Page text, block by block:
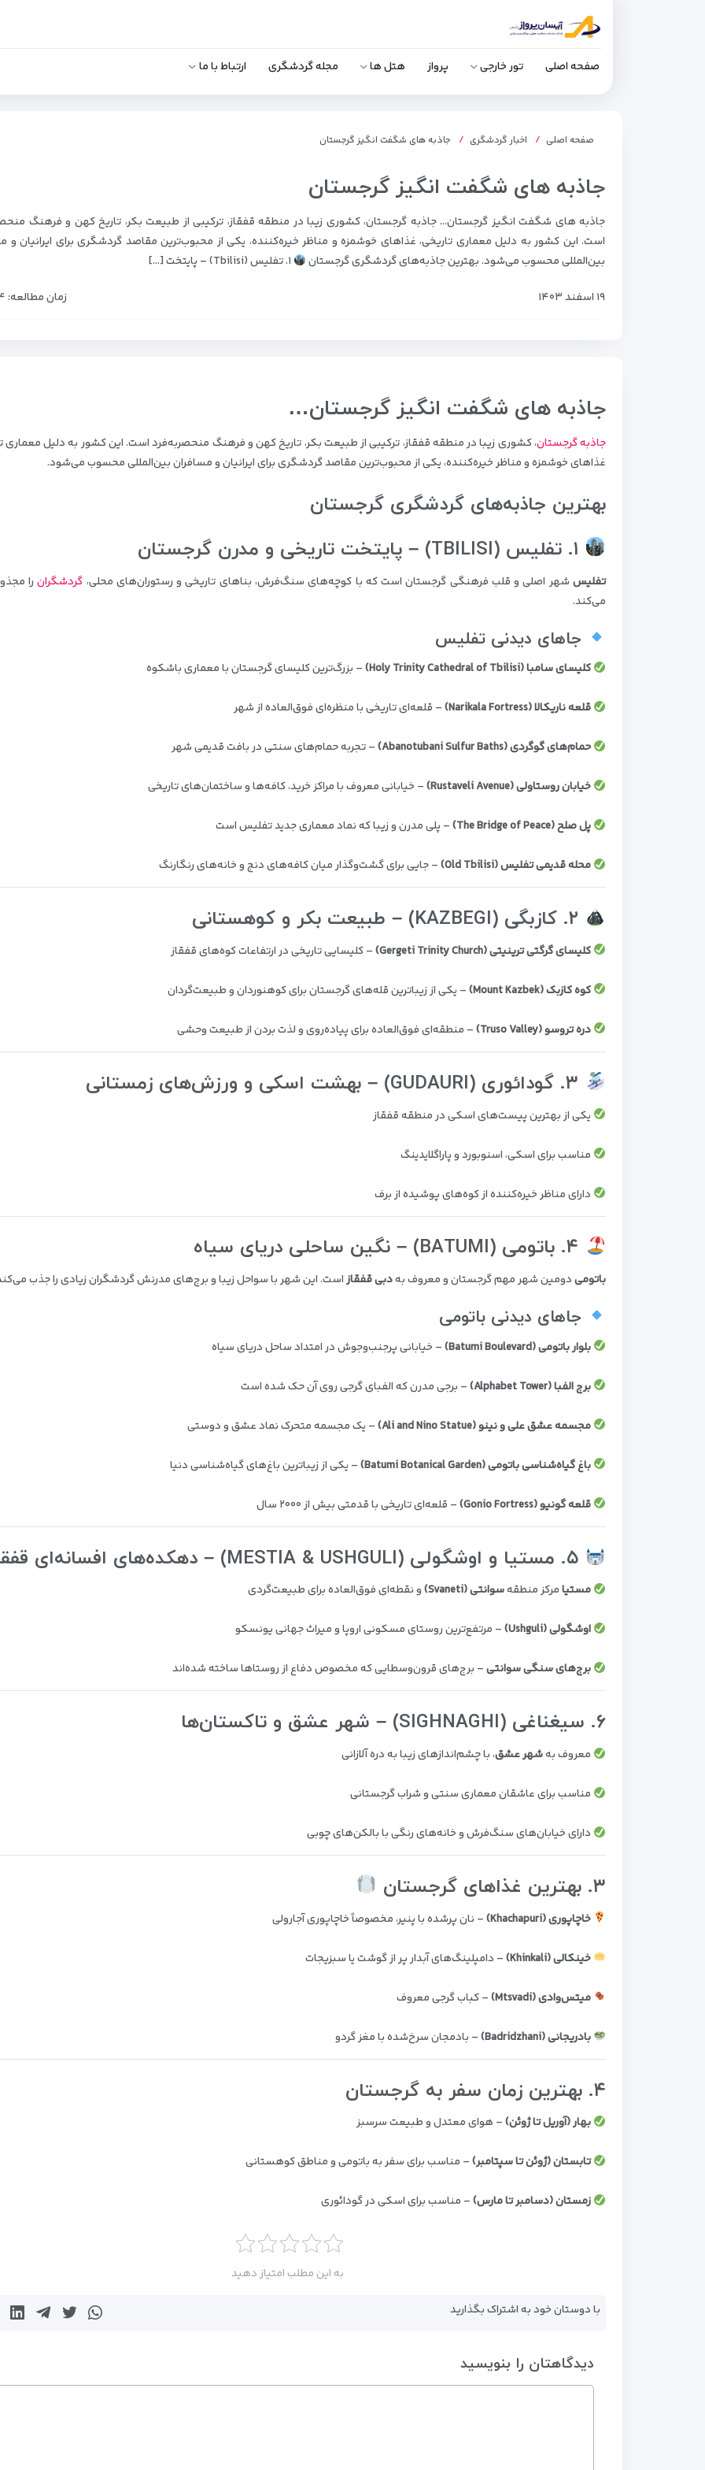
صفحه اصلی تور خارجی پرواز هتل ها مجله گردشگری ارتباط با ما
صفحه اصلی اخبار گردشگری جاذبه های شگفت انگیز گرجستان
جاذبه های شگفت انگیز گرجستان
جاذبه های شگفت انگیز گرجستان… جاذبه گرجستان، کشوری زیبا در منطقه قفقاز، ترکیبی از طبیعت بکر، تاریخ کهن و فرهنگ
است. این کشور به دلیل معماری تاریخی، غذاهای خوشمزه و مناظر خیره‌کننده، یکی از محبوب‌ترین مقاصد گردشگری برای ایرانیان و
بین‌المللی محسوب می‌شود. بهترین جاذبه‌های گردشگری گرجستان
۱۹ اسفند ۱۴۰۳ زمان مطالعه: ۴دقیقه
جاذبه های شگفت انگیز گرجستان…
جاذبه گرجستان، کشوری زیبا در منطقه قفقاز، ترکیبی از طبیعت بکر، تاریخ کهن و فرهنگ منحصر‌به‌فرد است. این کشور به دلیل معماری
غذاهای خوشمزه و مناظر خیره‌کننده، یکی از محبوب‌ترین مقاصد گردشگری برای ایرانیان و مسافران بین‌المللی محسوب می‌شود.
بهترین جاذبه‌های گردشگری گرجستان
تفلیسشهر اصلی و قلب فرهنگی گرجستان است که با کوچه‌های سنگ‌فرش، بناهای تاریخی و رستوران‌های محلی، گردشگرانرا
می‌کند.
جاهای دیدنی تفلیس
کلیسای سامبا (Holy Trinity Cathedral of Tbilisi) – بزرگ‌ترین کلیسای گرجستان با معماری باشکوه
قلعه ناریکالا (Narikala Fortress) – قلعه‌ای تاریخی با منظره‌ای فوق‌العاده از شهر
حمام‌های گوگردی (Abanotubani Sulfur Baths) – تجربه حمام‌های سنتی در بافت قدیمی شهر
خیابان روستاولی (Rustaveli Avenue) – خیابانی معروف با مراکز خرید، کافه‌ها و ساختمان‌های تاریخی
پل صلح (The Bridge of Peace) – پلی مدرن و زیبا که نماد معماری جدید تفلیس است
محله قدیمی تفلیس (Old Tbilisi) – جایی برای گشت‌وگذار میان کافه‌های دنج و خانه‌های رنگارنگ
کلیسای گرگتی ترینیتی (Gergeti Trinity Church) – کلیسایی تاریخی در ارتفاعات کوه‌های قفقاز
کوه کازبک (Mount Kazbek) – یکی از زیباترین قله‌های گرجستان برای کوهنوردان و طبیعت‌گردان
دره تروسو (Truso Valley) – منطقه‌ای فوق‌العاده برای پیاده‌روی و لذت بردن از طبیعت وحشی
یکی از بهترین پیست‌های اسکی در منطقه قفقاز
مناسب برای اسکی، اسنوبورد و پاراگلایدینگ
دارای مناظر خیره‌کننده از کوه‌های پوشیده از برف
باتومیدومین شهر مهم گرجستان و معروف بهدبی قفقازاست. این شهر با سواحل زیبا و برج‌های مدرنش گردشگران زیادی را جذب
جاهای دیدنی باتومی
بلوار باتومی (Batumi Boulevard) – خیابانی پرجنب‌وجوش در امتداد ساحل دریای سیاه
برج الفبا (Alphabet Tower) – برجی مدرن که الفبای گرجی روی آن حک شده است
مجسمه عشق علی و نینو (Ali and Nino Statue) – یک مجسمه متحرک نماد عشق و دوستی
باغ گیاه‌شناسی باتومی (Batumi Botanical Garden) – یکی از زیباترین باغ‌های گیاه‌شناسی دنیا
قلعه گونیو (Gonio Fortress) – قلعه‌ای تاریخی با قدمتی بیش از ۲۰۰۰ سال
۵. مستیا و اوشگولی (MESTIA & USHGULI) – دهکده‌های افسانه‌ای قفقاز
مستیامرکز منطقهسوانتی (Svaneti) و نقطه‌ای فوق‌العاده برای طبیعت‌گردی
اوشگولی (Ushguli) – مرتفع‌ترین روستای مسکونی اروپا و میراث جهانی یونسکو
برج‌های سنگی سوانتی– برج‌های قرون‌وسطایی که مخصوص دفاع از روستاها ساخته شده‌اند
۶. سیغناغی (SIGHNAGHI) – شهر عشق و تاکستان‌ها
معروف بهشهر عشق، با چشم‌اندازهای زیبا به دره آلازانی
مناسب برای عاشقان معماری سنتی و شراب گرجستانی
دارای خیابان‌های سنگ‌فرش و خانه‌های رنگی با بالکن‌های چوبی
۳. بهترین غذاهای گرجستان
خاچاپوری (Khachapuri) – نان پرشده با پنیر، مخصوصاً خاچاپوری آجارولی
خینکالی (Khinkali) – دامپلینگ‌های آبدار پر از گوشت یا سبزیجات
میتس‌وادی (Mtsvadi) – کباب گرجی معروف
بادریجانی (Badridzhani) – بادمجان سرخ‌شده با مغز گردو
۴. بهترین زمان سفر به گرجستان
بهار (آوریل تا ژوئن)– هوای معتدل و طبیعت سرسبز
تابستان (ژوئن تا سپتامبر)– مناسب برای سفر به باتومی و مناطق کوهستانی
زمستان (دسامبر تا مارس)– مناسب برای اسکی در گودائوری
به این مطلب امتیاز دهید
با دوستان خود به اشتراک بگذارید
دیدگاهتان را بنویسید